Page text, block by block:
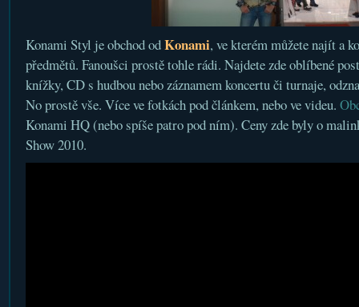
Konami Styl je obchod odKonami, ve kterém můžete najít a
předmětů. Fanoušci prostě tohle rádi. Najdete zde oblíbené
knížky, CD s hudbou nebo záznamem koncertu či turnaje,
No prostě vše. Více ve fotkách pod článkem, nebo ve videu.
Konami HQ (nebo spíše patro pod ním). Ceny zde byly o
Show 2010.